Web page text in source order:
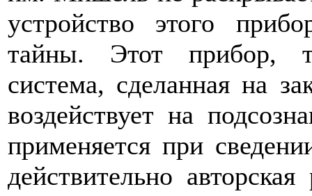
устройство этого
тайны. Этот прибор,
система, сделанная на
воздействует на
применяется при
действительно